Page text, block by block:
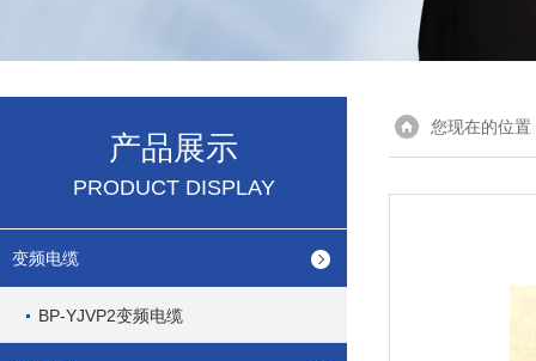
产品展示
PRODUCT DISPLAY
变频电缆
BP-YJVP2变频电缆
您现在的位置